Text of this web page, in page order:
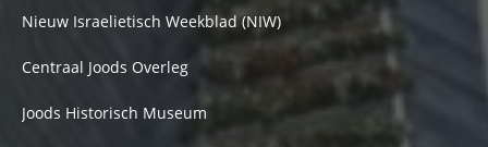
Nieuw Israelietisch Weekblad (NIW)
Centraal Joods Overleg
Joods Historisch Museum